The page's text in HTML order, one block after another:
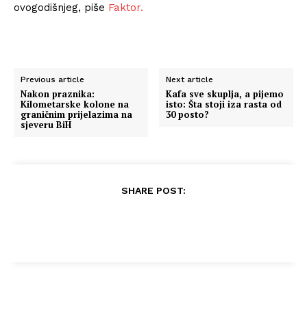
ovogodišnjeg, piše Faktor.
Previous article
Nakon praznika:
Kilometarske kolone na
graničnim prijelazima na
sjeveru BiH
Next article
Kafa sve skuplja, a pijemo
isto: Šta stoji iza rasta od
30 posto?
SHARE POST: